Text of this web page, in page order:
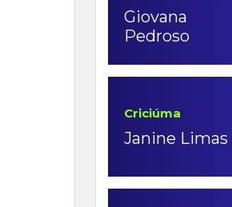
Giovana
Pedroso
Criciúma
Janine Limas